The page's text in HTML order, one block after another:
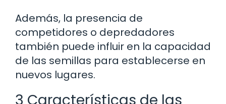
Además, la presencia de
competidores o depredadores
también puede influir en la capacidad
de las semillas para establecerse en
nuevos lugares.